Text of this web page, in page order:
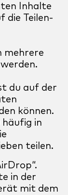
Inhalte
die Teilen-
mehrere
du auf der
können.
in
teilen.
in der
mit dem